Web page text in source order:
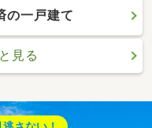
の一戸建て
見る